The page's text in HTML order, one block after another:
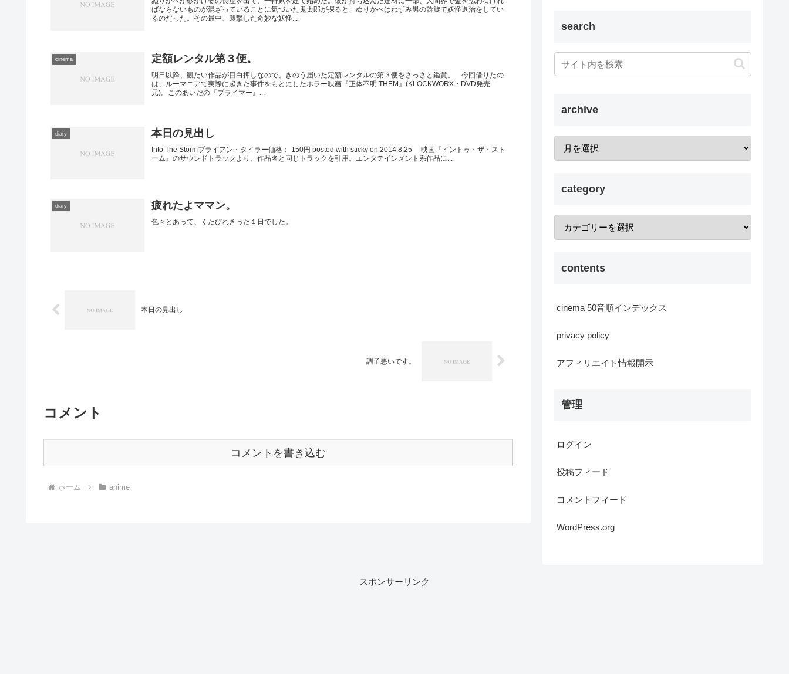
ばならないものが混ざっていることに気づいた鬼太郎が探ると、ぬりかべはねずみ男の斡旋で妖怪退治をしてい
るのだった。その最中、襲撃した奇妙な妖怪...
cinema 定額レンタル第３便。
明日以降、観たい作品が目白押しなので、きのう届いた定額レンタルの第３便をさっさと鑑賞。 今回借りたの
は、ルーマニアで実際に起きた事件をもとにしたホラー映画『正体不明 THEM』(KLOCKWORX・DVD発売
元)。このあいだの『プライマー』...
diary 本日の見出し
Into The Stormブライアン・タイラー価格： 150円 posted with sticky on 2014.8.25 映画『イントゥ・ザ・スト
ーム』のサウンドトラックより、作品名と同じトラックを引用。エンタテインメント系作品に...
diary 疲れたよママン。
色々とあって、くたびれきった１日でした。
本日の見出し
調子悪いです。
コメント
コメントを書き込む
ホーム anime
search
archive
category
contents
cinema 50音順インデックス
privacy policy
アフィリエイト情報開示
管理
ログイン
投稿フィード
コメントフィード
WordPress.org
スポンサーリンク